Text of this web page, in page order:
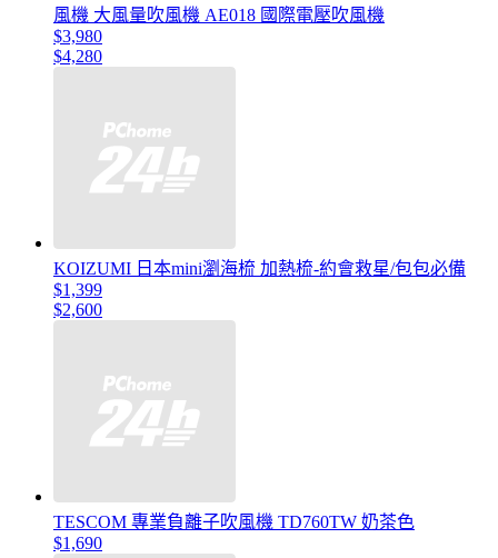
風機 大風量吹風機 AE018 國際電壓吹風機
$3,980
$4,280
KOIZUMI 日本mini瀏海梳 加熱梳-約會救星/包包必備
$1,399
$2,600
TESCOM 專業負離子吹風機 TD760TW 奶茶色
$1,690